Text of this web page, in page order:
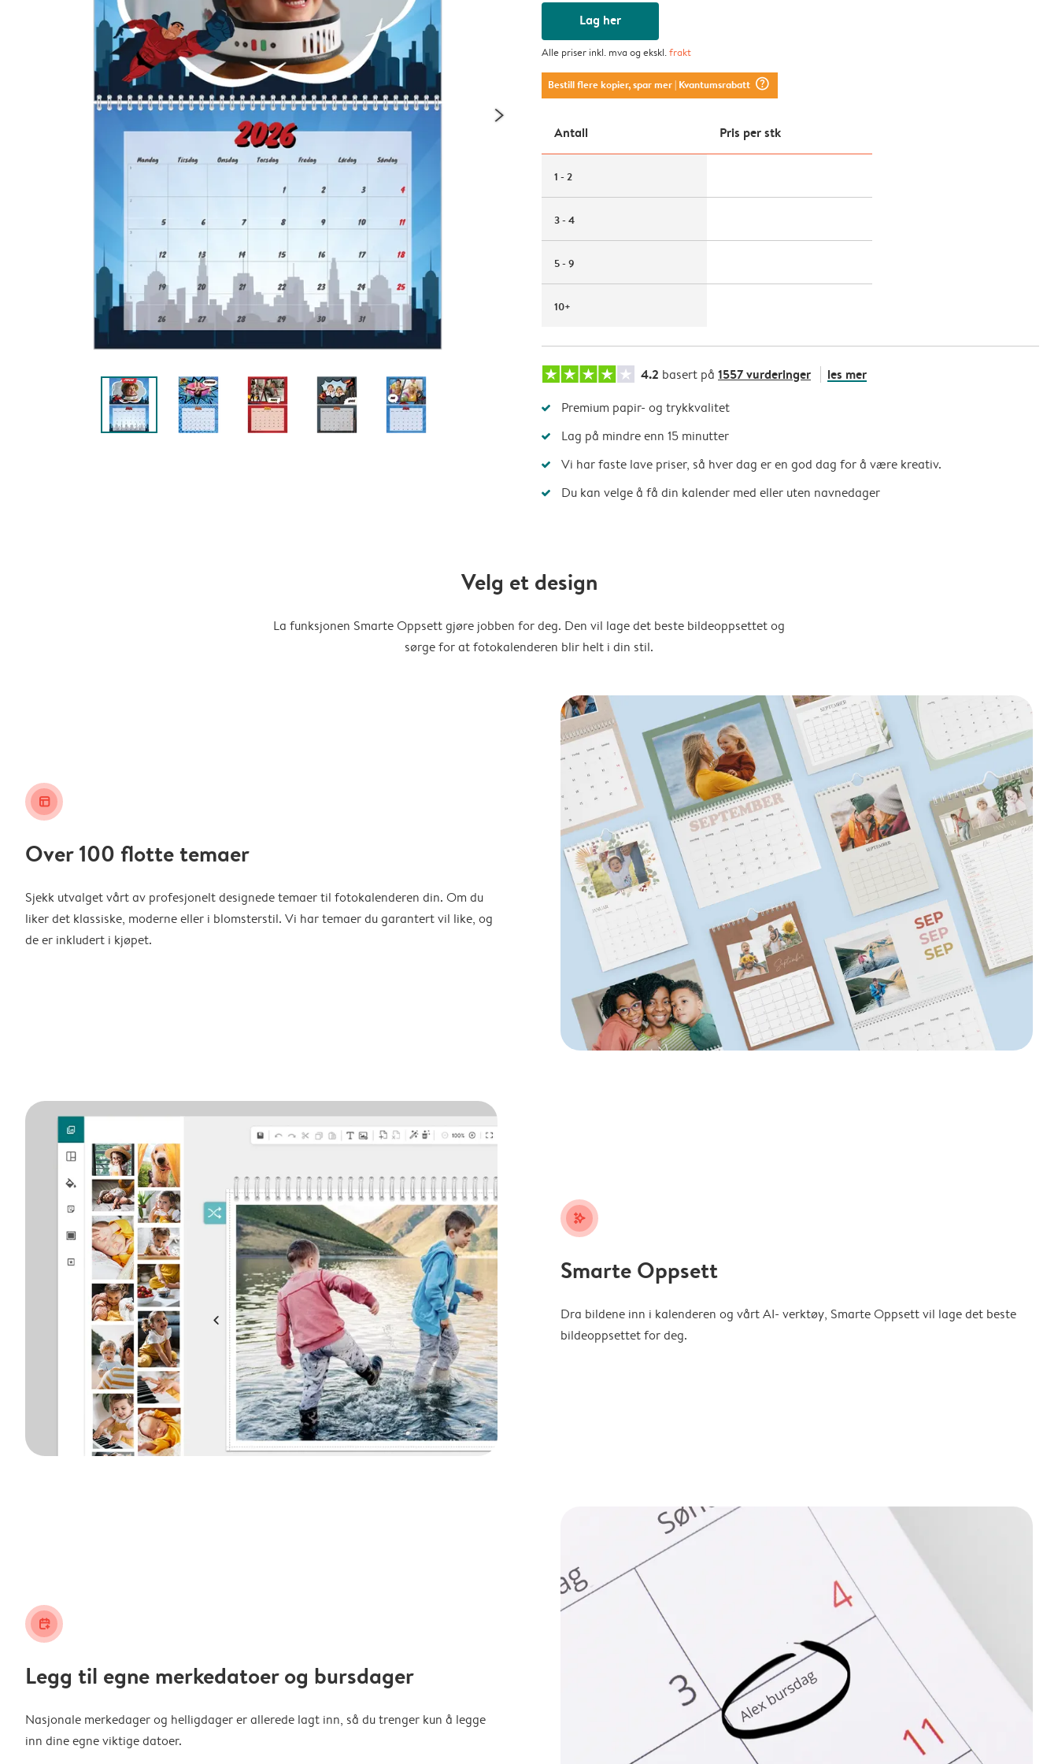
Lag her
Alle priser inkl. mva og ekskl.frakt
Bestill flere kopier, spar mer| Kvantumsrabatt question_mark_circle
Antall Pris per stk
1 - 2
3 - 4
5 - 9
10+
4.2 basert på 1557 vurderinger les mer
Premium papir- og trykkvalitet
Lag på mindre enn 15 minutter
Vi har faste lave priser, så hver dag er en god dag for å være kreativ.
Du kan velge å få din kalender med eller uten navnedager
Velg et design
La funksjonen Smarte Oppsett gjøre jobben for deg. Den vil lage det beste bildeoppsettet og
sørge for at fotokalenderen blir helt i din stil.
layout_alt
Over 100 flotte temaer
Sjekk utvalget vårt av profesjonelt designede temaer til fotokalenderen din. Om du
liker det klassiske, moderne eller i blomsterstil. Vi har temaer du garantert vil like, og
de er inkludert i kjøpet.
stars_plus
Smarte Oppsett
Dra bildene inn i kalenderen og vårt AI- verktøy, Smarte Oppsett vil lage det beste
bildeoppsettet for deg.
calendar_plus
Legg til egne merkedatoer og bursdager
Nasjonale merkedager og helligdager er allerede lagt inn, så du trenger kun å legge
inn dine egne viktige datoer.